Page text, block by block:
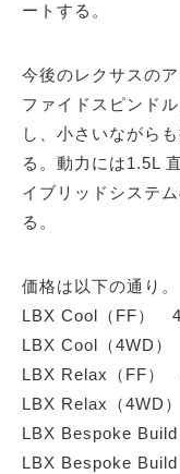
ートする。
今後のレクサスの
ファイドスピンド
し、小さいながら
る。動力には1.5L
イブリッドシステ
る。
価格は以下の通り。
LBX Cool（FF）
LBX Cool（4WD
LBX Relax（FF）
LBX Relax（4WD
LBX Bespoke
LBX Bespoke